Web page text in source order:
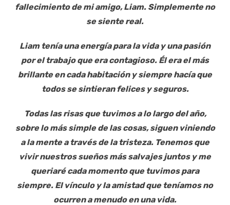
fallecimiento de mi amigo, Liam. Simplemente no
se siente real.
Liam tenía una energía para la vida y una pasión
por el trabajo que era contagioso. Él era el más
brillante en cada habitación y siempre hacía que
todos se sintieran felices y seguros.
Todas las risas que tuvimos a lo largo del año,
sobre lo más simple de las cosas, siguen viniendo
a la mente a través de la tristeza. Tenemos que
vivir nuestros sueños más salvajes juntos y me
queriaré cada momento que tuvimos para
siempre. El vínculo y la amistad que teníamos no
ocurren a menudo en una vida.